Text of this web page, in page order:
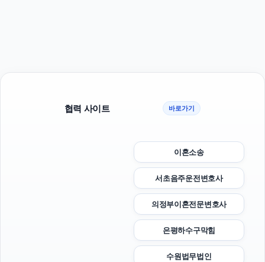
협력 사이트 바로가기
이혼소송
서초음주운전변호사
의정부이혼전문변호사
은평하수구막힘
수원법무법인